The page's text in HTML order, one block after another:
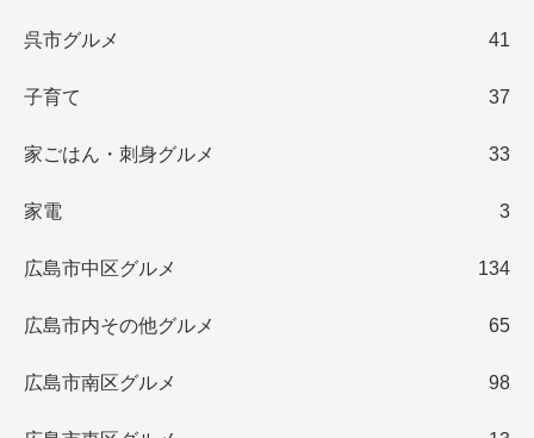
呉市グルメ 41
子育て 37
家ごはん・刺身グルメ 33
家電 3
広島市中区グルメ 134
広島市内その他グルメ 65
広島市南区グルメ 98